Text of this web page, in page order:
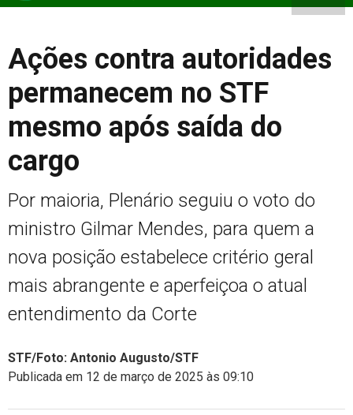
Ações contra autoridades
permanecem no STF
mesmo após saída do
cargo
Por maioria, Plenário seguiu o voto do
ministro Gilmar Mendes, para quem a
nova posição estabelece critério geral
mais abrangente e aperfeiçoa o atual
entendimento da Corte
STF/Foto: Antonio Augusto/STF
Publicada em 12 de março de 2025 às 09:10